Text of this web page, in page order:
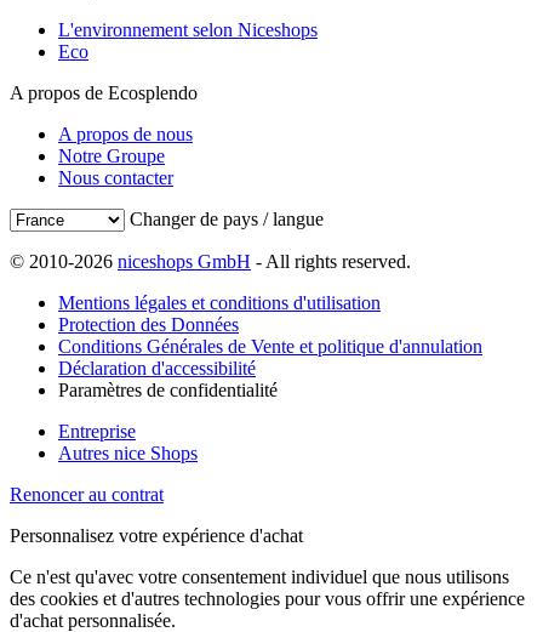
L'environnement selon Niceshops
Eco
A propos de Ecosplendo
A propos de nous
Notre Groupe
Nous contacter
Changer de pays / langue
© 2010-2026 niceshops GmbH - All rights reserved.
Mentions légales et conditions d'utilisation
Protection des Données
Conditions Générales de Vente et politique d'annulation
Déclaration d'accessibilité
Paramètres de confidentialité
Entreprise
Autres nice Shops
Renoncer au contrat
Personnalisez votre expérience d'achat
Ce n'est qu'avec votre consentement individuel que nous utilisons
des cookies et d'autres technologies pour vous offrir une expérience
d'achat personnalisée.